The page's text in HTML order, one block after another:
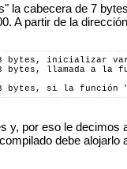
la cabecera de 7
A partir de la
bytes, inicializar
bytes, llamada a la
bytes, si la función
y, por eso le decimos
debe alojarlo